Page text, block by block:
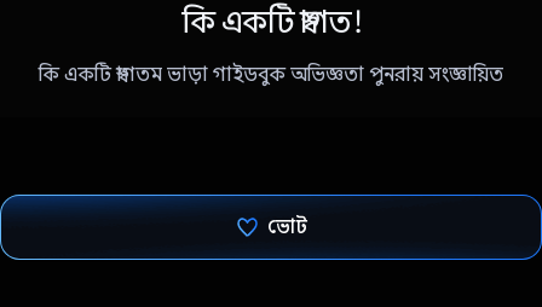
কি একটি স্বাগত!
কি একটি স্বাগতম ভাড়া গাইডবুক অভিজ্ঞতা পুনরায় সংজ্ঞায়িত
ভোট